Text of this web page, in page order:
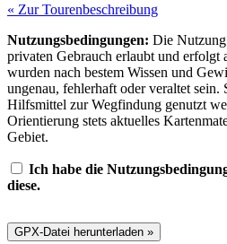
« Zur Tourenbeschreibung
Nutzungsbedingungen: Die
privaten Gebrauch erlaubt und erfolgt
wurden nach bestem Wissen und
ungenau, fehlerhaft oder veraltet
Hilfsmittel zur Wegfindung genutzt
Orientierung stets aktuelles
Gebiet.
Ich habe die
diese.